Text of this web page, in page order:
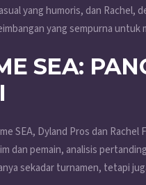
yang humoris, dan Rachel,
yang sempurna untuk
SEA:
SEA, Dyland Pros dan
dan pemain, analisis
sekadar turnamen, tetapi